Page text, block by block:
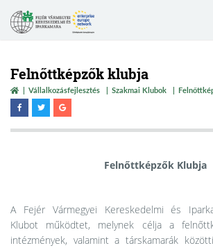
Felnőttképzők klubja
Vállalkozásfejlesztés Szakmai Klubok
Felnőttképzők Klubja
A Fejér Vármegyei Kereskedelmi és
Klubot működtet, melynek célja a
intézmények, valamint a társkamarák